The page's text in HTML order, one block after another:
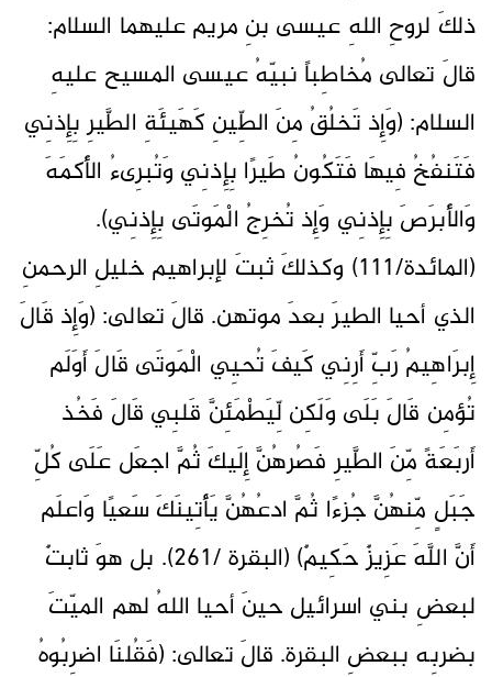
ذلكَ لروحِ اللهِ عيسى بنِ مريم عليهما السلام:
قالَ تعالى مُخاطِباً نبيّهُ عيسى المسيح عليهِ
السلام: (وَإِذ تَخلُقُ مِنَ الطِّينِ كَهَيئَةِ الطَّيرِ بِإِذنِي
فَتَنفُخُ فِيهَا فَتَكُونُ طَيرًا بِإِذنِي وَتُبرِىءُ الأَكمَهَ
وَالأَبرَصَ بِإِذنِي وَإِذ تُخرِجُ الْمَوتَى بِإِذنِي).
(المائدة/111) وكذلكَ ثبتَ لإبراهيم خليلِ الرحمنِ
الذي أحيا الطيرَ بعدَ موتهن. قالَ تعالى: (وَإِذ قَالَ
إِبرَاهِيمُ رَبِّ أَرِنِي كَيفَ تُحيِي الْمَوتَى قَالَ أَوَلَم
تُؤمِن قَالَ بَلَى وَلَكِن لِّيَطْمَئِنَّ قَلبِي قَالَ فَخُذ
أَربَعَةً مِّنَ الطَّيرِ فَصُرهُنَّ إِلَيكَ ثُمَّ اجعَل عَلَى كُلِّ
جَبَلٍ مِّنهُنَّ جُزءًا ثُمَّ ادعُهُنَّ يَأْتِينَكَ سَعيًا وَاعلَم
أَنَّ اللَّهَ عَزِيزٌ حَكِيمٌ) (البقرة /261). بل هوَ ثابتٌ
لبعضِ بني اسرائيل حينَ أحيا اللهُ لهم الميّتَ
بضربِه ببعضِ البقرة. قالَ تعالى: (فَقُلنَا اضرِبُوهُ